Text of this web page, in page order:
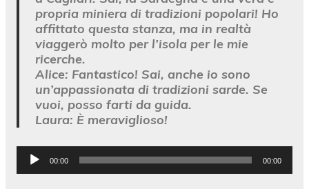
propria miniera di tradizioni popolari! Ho
affittato questa stanza, ma in realtà
viaggerò molto per l’isola per le mie
ricerche.
Alice: Fantastico! Sai, anche io sono
un’appassionata di tradizioni sarde. Se
vuoi, posso farti da guida.
Laura: È meraviglioso!
Audio
Player
00:00 00:00